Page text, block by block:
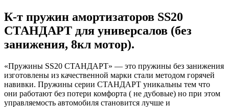
К-т пружин амортизаторов SS20
СТАНДАРТ для универсалов (без
занижения, 8кл мотор).
«Пружины SS20 СТАНДАРТ» — это пружины без занижения
изготовлены из качественной марки стали методом горячей
навивки. Пружины серии СТАНДАРТ уникальны тем что
они работают без потери комфорта ( не дубовые) но при этом
управляемость автомобиля становится лучше и